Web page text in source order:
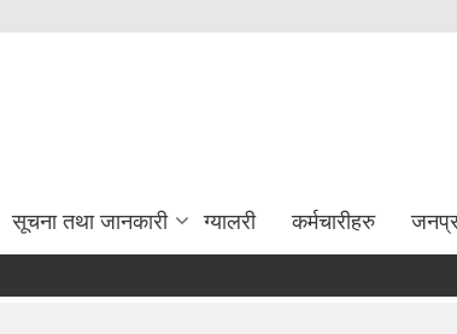
सूचना तथा जानकारी ग्यालरी कर्मचारीहरु